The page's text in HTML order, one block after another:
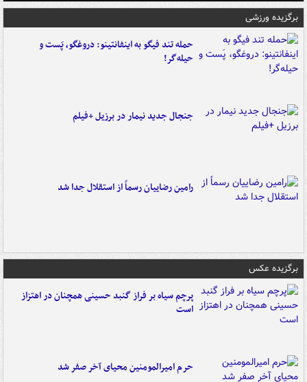
برگزیده ورزشی
حمله تند فیگو به اینفانتینو: دروغگو، پَست‌ و
حیله‌گر!
جنجال جدید نیمار در برزیل +فیلم
رامین رضاییان رسماً از استقلال جدا شد
برگزیده عکس
پرچم سیاه بر فراز گنبد حسینی همچنان در اهتزاز
است
حرم امیرالمومنین محیای آخر صفر شد